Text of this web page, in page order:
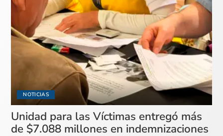
NOTICIAS
Unidad para las Víctimas entregó más
de $7.088 millones en indemnizaciones